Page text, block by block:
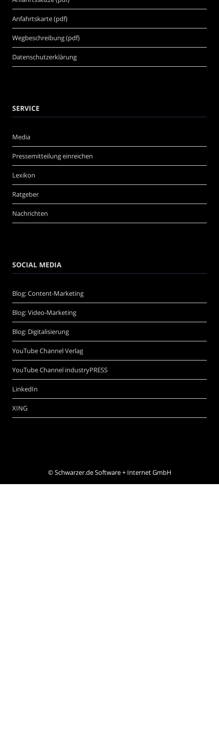
Anfahrtskarte (pdf)
Wegbeschreibung (pdf)
Datenschutzerklärung
SERVICE
Media
Pressemitteilung einreichen
Lexikon
Ratgeber
Nachrichten
SOCIAL MEDIA
Blog: Content-Marketing
Blog: Video-Marketing
Blog: Digitalisierung
YouTube Channel Verlag
YouTube Channel industryPRESS
LinkedIn
XING
©Schwarzer.de Software + Internet GmbH